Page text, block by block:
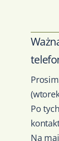
Po
Na